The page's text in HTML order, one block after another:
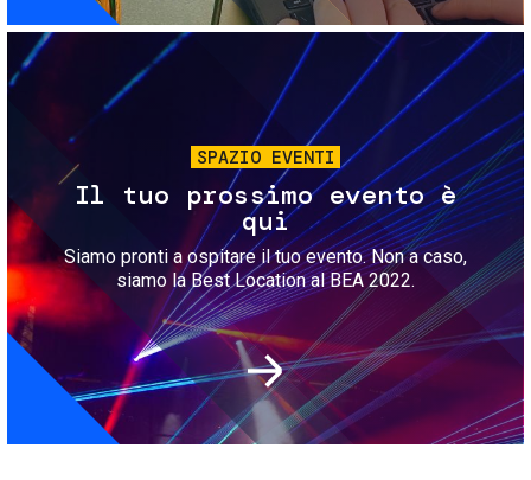
Immagine
SPAZIO EVENTI
Il tuo prossimo evento è
qui
Siamo pronti a ospitare il tuo evento. Non a caso,
siamo la Best Location al BEA 2022.